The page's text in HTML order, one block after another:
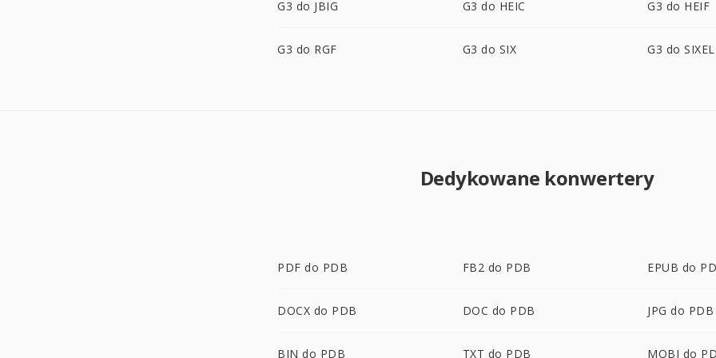
G3 do JBIG G3 do HEIC G3 do HEIF
G3 do RGF G3 do SIX G3 do SIXEL
Dedykowane konwertery
PDF do PDB FB2 do PDB EPUB do
DOCX do PDB DOC do PDB JPG do PDB
BIN do PDB TXT do PDB MOBI do